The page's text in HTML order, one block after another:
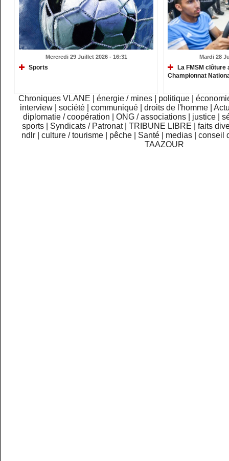
Mercredi 29 Juillet 2026 - 16:31
Sports
Mardi 28
La FMSM
Championnat
Chroniques VLANE énergie / mines politique
interview
|société |communiqué |droits de l'homme |
diplomatie / coopération
ONG / associations justice
sports
Syndicats / Patronat TRIBUNE LIBRE
faits
ndlr
|culture / tourisme pêche Santé medias |conseil
TAAZOUR